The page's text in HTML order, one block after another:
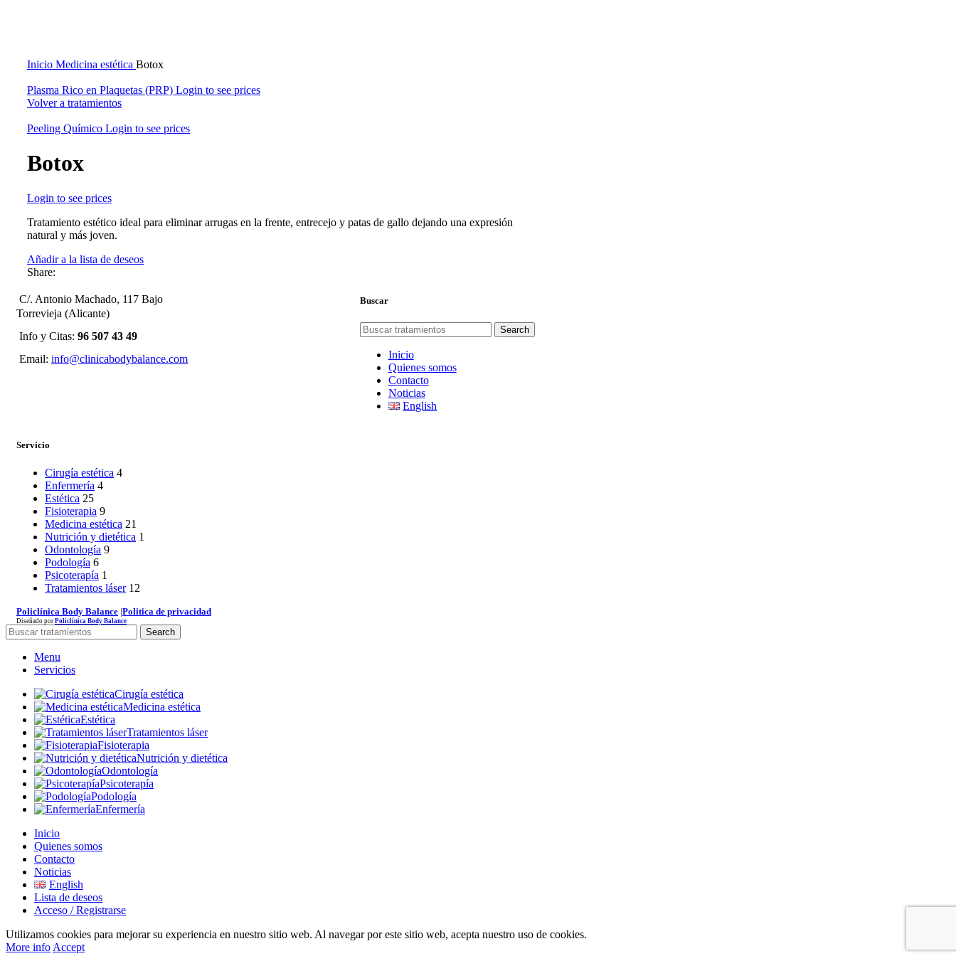
Inicio Medicina estética Botox
Plasma Rico en Plaquetas (PRP) Login to see prices
Volver a tratamientos
Peeling Químico Login to see prices
Botox
Login to see prices
Tratamiento estético ideal para eliminar arrugas en la frente, entrecejo y patas de gallo dejando una expresión
natural y más joven.
Añadir a la lista de deseos
Share:
C/. Antonio Machado, 117 Bajo
Torrevieja (Alicante)
Info y Citas: 96 507 43 49
Email: info@clinicabodybalance.com
Buscar
Search
Inicio
Quienes somos
Contacto
Noticias
English
Servicio
Cirugía estética 4
Enfermería 4
Estética 25
Fisioterapia 9
Medicina estética 21
Nutrición y dietética 1
Odontología 9
Podología 6
Psicoterapía 1
Tratamientos láser 12
Policlínica Body Balance |Politica de privacidad
Diseñado por Policlínica Body Balance
Search
Menu
Servicios
Cirugía estética
Medicina estética
Estética
Tratamientos láser
Fisioterapia
Nutrición y dietética
Odontología
Psicoterapía
Podología
Enfermería
Inicio
Quienes somos
Contacto
Noticias
English
Lista de deseos
Acceso / Registrarse
Utilizamos cookies para mejorar su experiencia en nuestro sitio web. Al navegar por este sitio web, acepta nuestro uso de cookies.
More info Accept